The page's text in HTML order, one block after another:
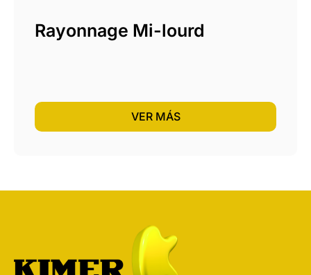
Rayonnage Mi-lourd
VER MÁS